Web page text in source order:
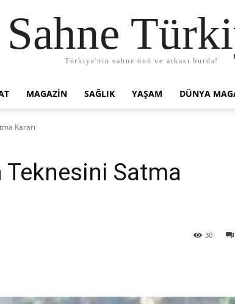
Sahne
Türkiye'nin sahne önü ve arkası burda!
MAGAZIN SAĞLIK YAŞAM DÜNYA
Kararı
Teknesini Satma
30